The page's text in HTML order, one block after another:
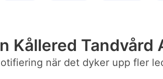
Kållered Tandvård
när det dyker upp fler